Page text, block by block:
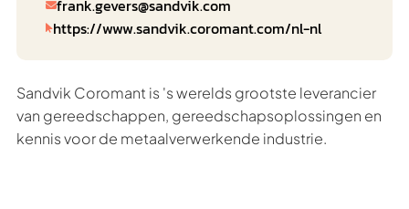
frank.gevers@sandvik.com
https://www.sandvik.coromant.com/nl-nl
Sandvik Coromant is 's werelds grootste leverancier
van gereedschappen, gereedschapsoplossingen en
kennis voor de metaalverwerkende industrie.